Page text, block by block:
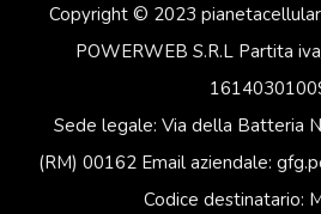
Copyright © 2023
POWERWEB S.R.L Partita
Sede legale: Via della Batteria
(RM) 00162 Email aziendale:
Codice destinatario: